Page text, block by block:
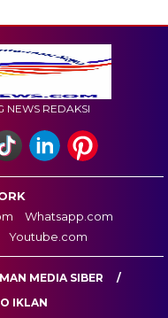
NEWS REDAKSI
Whatsapp.com
Youtube.com
MEDIA SIBER
IKLAN